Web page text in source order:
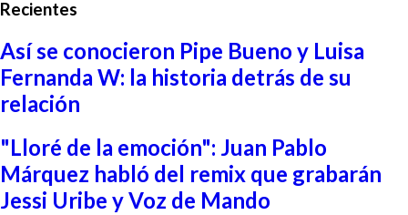
Recientes
Así se conocieron Pipe Bueno y Luisa
Fernanda W: la historia detrás de su
relación
"Lloré de la emoción": Juan Pablo
Márquez habló del remix que grabarán
Jessi Uribe y Voz de Mando